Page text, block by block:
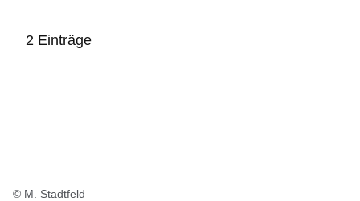
2 Einträge
© M. Stadtfeld